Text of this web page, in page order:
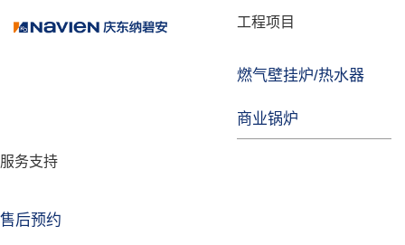
工程项目
燃气壁挂炉/热水器
商业锅炉
服务支持
售后预约
品牌故事
技术实力
企业动态